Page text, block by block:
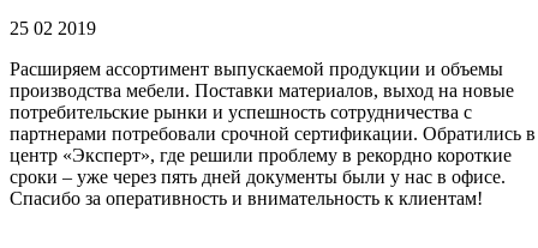
25 02 2019
Расширяем ассортимент выпускаемой продукции и объемы
производства мебели. Поставки материалов, выход на новые
потребительские рынки и успешность сотрудничества с
партнерами потребовали срочной сертификации. Обратились в
центр «Эксперт», где решили проблему в рекордно короткие
сроки – уже через пять дней документы были у нас в офисе.
Спасибо за оперативность и внимательность к клиентам!